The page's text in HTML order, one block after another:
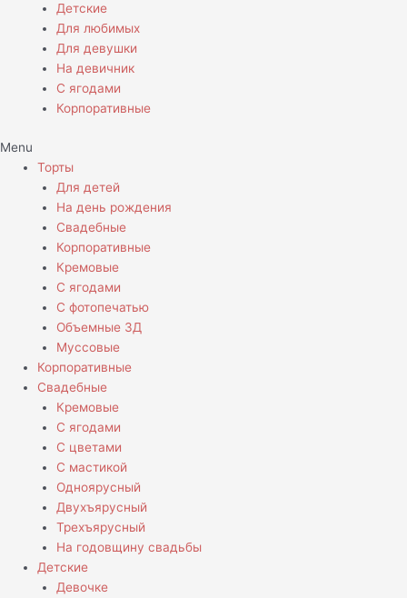
Детские
Для любимых
Для девушки
На девичник
С ягодами
Корпоративные
Menu
Торты
Для детей
На день рождения
Свадебные
Корпоративные
Кремовые
С ягодами
С фотопечатью
Объемные 3Д
Муссовые
Корпоративные
Свадебные
Кремовые
С ягодами
С цветами
С мастикой
Одноярусный
Двухъярусный
Трехъярусный
На годовщину свадьбы
Детские
Девочке